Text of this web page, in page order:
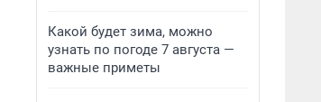
Какой будет зима, можно
узнать по погоде 7 августа —
важные приметы